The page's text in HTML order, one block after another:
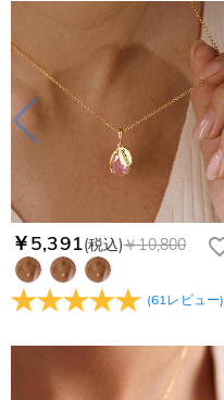
￥5,391(税込)￥10,800
(61レビュー)